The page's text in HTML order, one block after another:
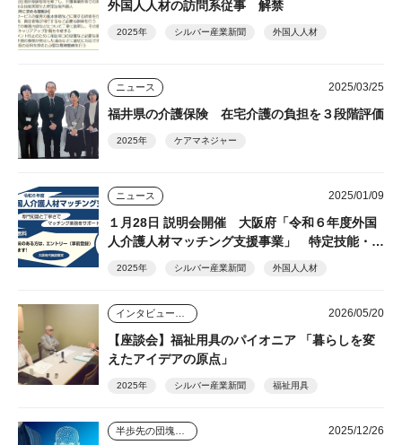
外国人人材の訪問系従事 解禁
2025年 シルバー産業新聞 外国人人材
ニュース 2025/03/25
福井県の介護保険 在宅介護の負担を３段階評価
2025年 ケアマネジャー
ニュース 2025/01/09
１月28日 説明会開催 大阪府「令和６年度外国
人介護人材マッチング支援事業」 特定技能・イ
ンターンシップ受入れを支援
2025年 シルバー産業新聞 外国人人材
2026/05/20
【座談会】福祉用具のパイオニア 「暮らしを変
えたアイデアの原点」
2025年 シルバー産業新聞 福祉用具
2025/12/26